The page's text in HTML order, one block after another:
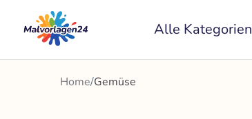
Inhalt
springen
Alle Kategorien
Home/Gemüse